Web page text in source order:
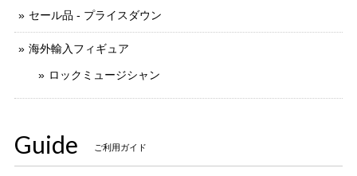
セール品 - プライスダウン
海外輸入フィギュア
ロックミュージシャン
Guide ご利用ガイド